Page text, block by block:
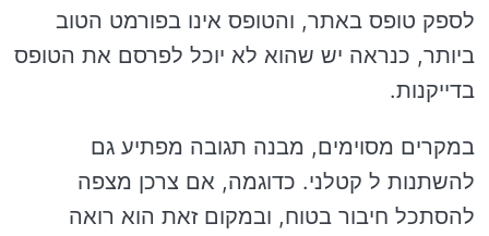
לספק טופס באתר, והטופס אינו בפורמט הטוב
ביותר, כנראה יש שהוא לא יוכל לפרסם את הטופס
בדייקנות.
במקרים מסוימים, מבנה תגובה מפתיע גם
להשתנות ל קטלני. כדוגמה, אם צרכן מצפה
להסתכל חיבור בטוח, ובמקום זאת הוא רואה